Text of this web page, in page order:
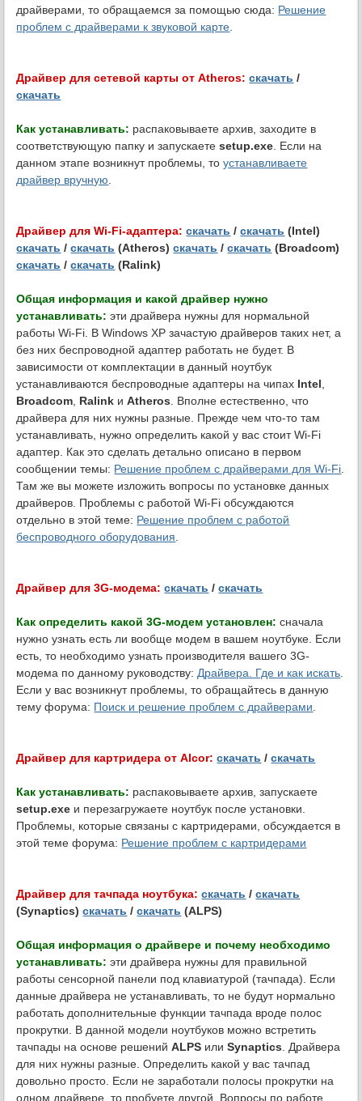
драйверами, то обращаемся за помощью сюда: Решение
проблем с драйверами к звуковой карте
Драйвер для сетевой карты от Atheros: скачать /
скачать
Как устанавливать: распаковываете архив, заходите в
соответствующую папку и запускаетеsetup.exe . Если на
данном этапе возникнут проблемы, тоустанавливаете
драйвер вручную
Драйвер для Wi-Fi-адаптера: скачать /скачать (Intel)
скачать /скачать (Atheros)скачать /скачать (Broadcom)
скачать /скачать (Ralink)
Общая информация и какой драйвер нужно
устанавливать: эти драйвера нужны для нормальной
работы Wi-Fi. В Windows XP зачастую драйверов таких нет, а
без них беспроводной адаптер работать не будет. В
зависимости от комплектации в данный ноутбук
устанавливаются беспроводные адаптеры на чипах Intel
Broadcom Ralink иAtheros . Вполне естественно, что
драйвера для них нужны разные. Прежде чем что-то там
устанавливать, нужно определить какой у вас стоит Wi-Fi
адаптер. Как это сделать детально описано в первом
сообщении темы: Решение проблем с драйверами для Wi-Fi
Там же вы можете изложить вопросы по установке данных
драйверов. Проблемы с работой Wi-Fi обсуждаются
отдельно в этой теме: Решение проблем с работой
беспроводного оборудования
Драйвер для 3G-модема: скачать /скачать
Как определить какой 3G-модем установлен: сначала
нужно узнать есть ли вообще модем в вашем ноутбуке. Если
есть, то необходимо узнать производителя вашего 3G-
модема по данному руководству: Драйвера. Где и как искать
Если у вас возникнут проблемы, то обращайтесь в данную
тему форума: Поиск и решение проблем с драйверами
Драйвер для картридера от Alcor: скачать /скачать
Как устанавливать: распаковываете архив, запускаете
setup.exe и перезагружаете ноутбук после установки.
Проблемы, которые связаны с картридерами, обсуждается в
этой теме форума: Решение проблем с картридерами
Драйвер для тачпада ноутбука: скачать /скачать
(Synaptics)скачать /скачать (ALPS)
Общая информация о драйвере и почему необходимо
устанавливать: эти драйвера нужны для правильной
работы сенсорной панели под клавиатурой (тачпада). Если
данные драйвера не устанавливать, то не будут нормально
работать дополнительные функции тачпада вроде полос
прокрутки. В данной модели ноутбуков можно встретить
тачпады на основе решенийALPS илиSynaptics . Драйвера
для них нужны разные. Определить какой у вас тачпад
довольно просто. Если не заработали полосы прокрутки на
одном драйвере, то пробуете другой. Вопросы по работе